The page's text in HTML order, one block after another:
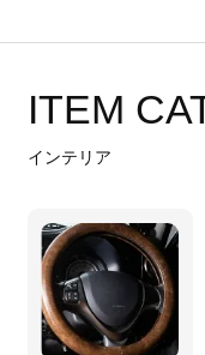
ITEM
インテリア